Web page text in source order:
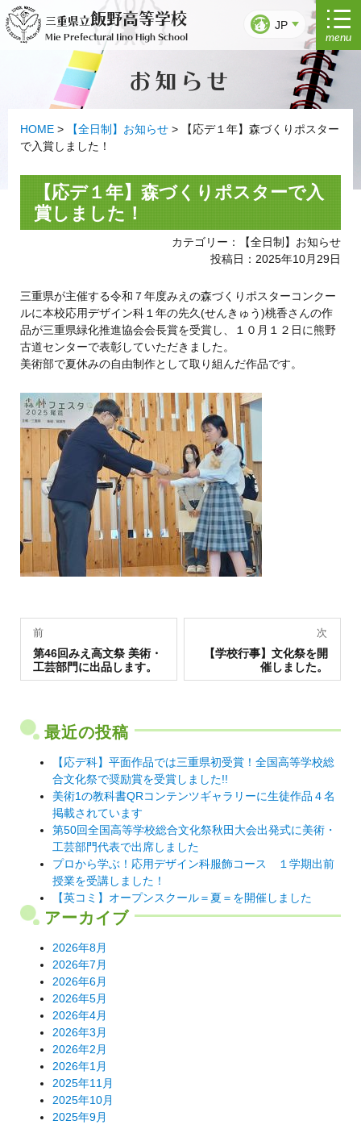
ン
三重県立飯野高等学校
Mie Prefectural Iino High School
JP
menu
お知らせ
HOME > 【全日制】お知らせ >
【応デ１年】森づくりポスター
で入賞しました！
【応デ１年】森づくりポスターで入
賞しました！
カテゴリー：【全日制】お知らせ
投稿日：2025年10月29日
三重県が主催する令和７年度みえの森づくりポスターコンクー
ルに本校応用デザイン科１年の先久(せんきゅう)桃香さんの作
品が三重県緑化推進協会会長賞を受賞し、１０月１２日に熊野
古道センターで表彰していただきました。
美術部で夏休みの自由制作として取り組んだ作品です。
稿
ナ
ゲ
シ
ョ
ン
前
過
去
の
第46回みえ高文祭 美術・
工芸部門に出品します。
次
【学校行事】文化祭を開
催しました。
最近の投稿
【応デ科】平面作品では三重県初受賞！全国高等学校総
合文化祭で奨励賞を受賞しました!!
美術1の教科書QRコンテンツギャラリーに生徒作品４名
掲載されています
第50回全国高等学校総合文化祭秋田大会出発式に美術・
工芸部門代表で出席しました
プロから学ぶ！応用デザイン科服飾コース １学期出前
授業を受講しました！
【英コミ】オープンスクール＝夏＝を開催しました
アーカイブ
2026年8月
2026年7月
2026年6月
2026年5月
2026年4月
2026年3月
2026年2月
2026年1月
2025年11月
2025年10月
2025年9月